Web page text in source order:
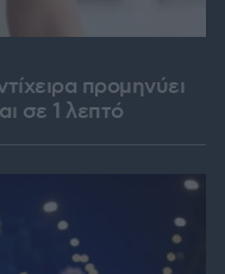
προμηνύει
σε 1 λεπτό